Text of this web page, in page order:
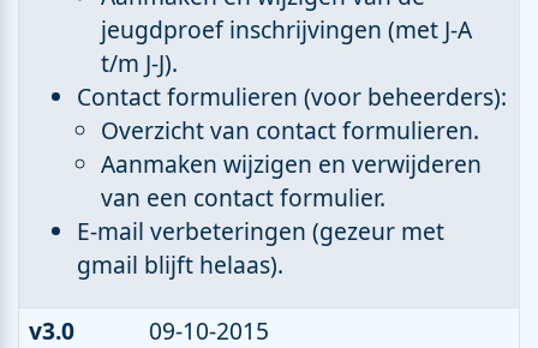
jeugdproef inschrijvingen (met J-A
t/m J-J).
Contact formulieren (voor beheerders):
Overzicht van contact formulieren.
Aanmaken wijzigen en verwijderen
van een contact formulier.
E-mail verbeteringen (gezeur met
gmail blijft helaas).
v3.0
09-10-2015